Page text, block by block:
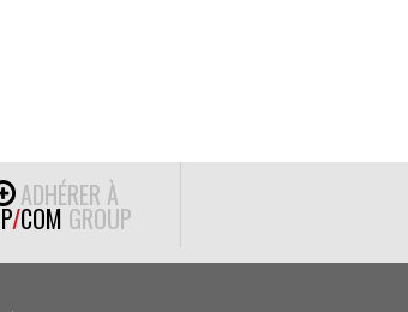
ADHÉRER À
/COM GROUP